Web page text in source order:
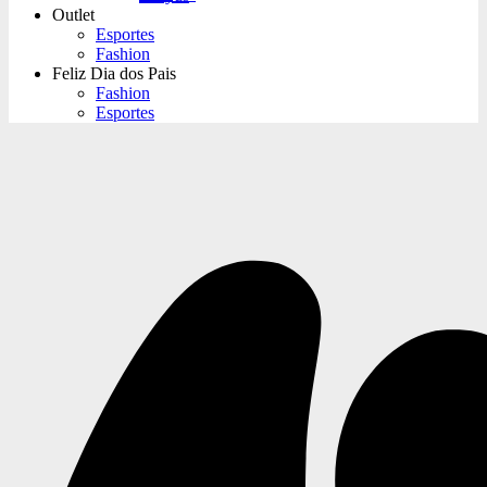
Outlet
Esportes
Fashion
Feliz Dia dos Pais
Fashion
Esportes